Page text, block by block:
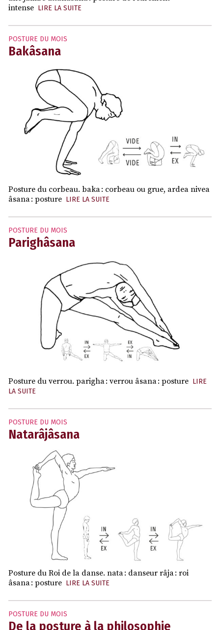
intense LIRE LA SUITE
POSTURE DU MOIS
Bakâsana
Posture du corbeau. baka : corbeau ou grue, ardea nivea
âsana : posture LIRE LA SUITE
POSTURE DU MOIS
Parighâsana
Posture du verrou. parigha : verrou âsana : posture LIRE
LA SUITE
POSTURE DU MOIS
Natarâjâsana
Posture du Roi de la danse. nata : danseur râja : roi
âsana : posture LIRE LA SUITE
POSTURE DU MOIS
De la posture à la philosophie